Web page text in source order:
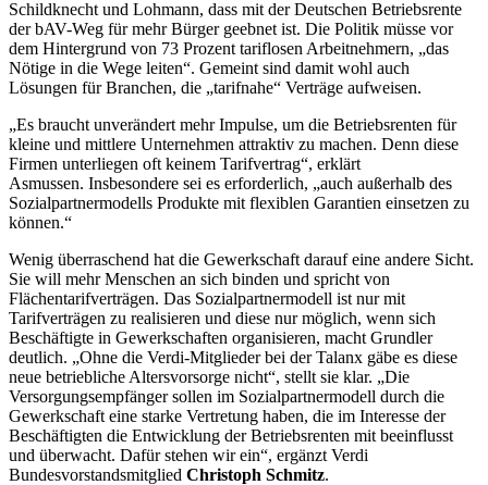
Schildknecht und Lohmann, dass mit der Deutschen Betriebsrente
der bAV-Weg für mehr Bürger geebnet ist. Die Politik müsse vor
dem Hintergrund von 73 Prozent tariflosen Arbeitnehmern, „das
Nötige in die Wege leiten“. Gemeint sind damit wohl auch
Lösungen für Branchen, die „tarifnahe“ Verträge aufweisen.
„Es braucht unverändert mehr Impulse, um die Betriebsrenten für
kleine und mittlere Unternehmen attraktiv zu machen. Denn diese
Firmen unterliegen oft keinem Tarifvertrag“, erklärt
Asmussen. Insbesondere sei es erforderlich, „auch außerhalb des
Sozialpartnermodells Produkte mit flexiblen Garantien einsetzen zu
können.“
Wenig überraschend hat die Gewerkschaft darauf eine andere Sicht.
Sie will mehr Menschen an sich binden und spricht von
Flächentarifverträgen. Das Sozialpartnermodell ist nur mit
Tarifverträgen zu realisieren und diese nur möglich, wenn sich
Beschäftigte in Gewerkschaften organisieren, macht Grundler
deutlich. „Ohne die Verdi-Mitglieder bei der Talanx gäbe es diese
neue betriebliche Altersvorsorge nicht“, stellt sie klar. „Die
Versorgungsempfänger sollen im Sozialpartnermodell durch die
Gewerkschaft eine starke Vertretung haben, die im Interesse der
Beschäftigten die Entwicklung der Betriebsrenten mit beeinflusst
und überwacht. Dafür stehen wir ein“, ergänzt Verdi
Bundesvorstandsmitglied Christoph Schmitz.